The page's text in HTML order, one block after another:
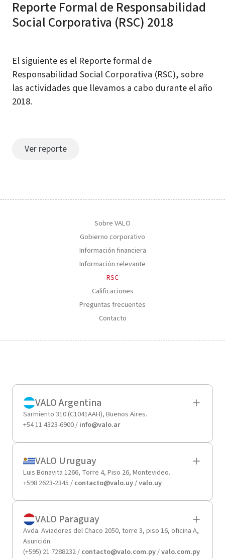
Reporte Formal de Responsabilidad
Social Corporativa (RSC) 2018
El siguiente es el Reporte formal de
Responsabilidad Social Corporativa (RSC), sobre
las actividades que llevamos a cabo durante el año
2018.
Ver reporte
Sobre VALO
Gobierno corporativo
Información financiera
Información relevante
RSC
Calificaciones
Preguntas frecuentes
Contacto
VALO Argentina
Sarmiento 310 (C1041AAH), Buenos Aires.
+54 11 4323-6900 /info@valo.ar
VALO Uruguay
Luis Bonavita 1266, Torre 4, Piso 26, Montevideo.
+598 2623-2345 /contacto@valo.uy/valo.uy
VALO Paraguay
Avda. Aviadores del Chaco 2050, torre 3, piso 16, oficina A,
Asunción.
(+595) 21 7288232 /contacto@valo.com.py/valo.com.py